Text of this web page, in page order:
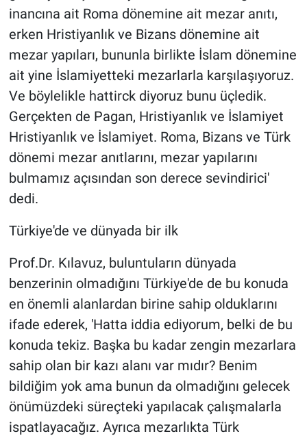
inancına ait Roma dönemine ait mezar anıtı,
erken Hristiyanlık ve Bizans dönemine ait
mezar yapıları, bununla birlikte İslam dönemine
ait yine İslamiyetteki mezarlarla karşılaşıyoruz.
Ve böylelikle hattirck diyoruz bunu üçledik.
Gerçekten de Pagan, Hristiyanlık ve İslamiyet
Hristiyanlık ve İslamiyet. Roma, Bizans ve Türk
dönemi mezar anıtlarını, mezar yapılarını
bulmamız açısından son derece sevindirici'
dedi.
Türkiye'de ve dünyada bir ilk
Prof.Dr. Kılavuz, buluntuların dünyada
benzerinin olmadığını Türkiye'de de bu konuda
en önemli alanlardan birine sahip olduklarını
ifade ederek, 'Hatta iddia ediyorum, belki de bu
konuda tekiz. Başka bu kadar zengin mezarlara
sahip olan bir kazı alanı var mıdır? Benim
bildiğim yok ama bunun da olmadığını gelecek
önümüzdeki süreçteki yapılacak çalışmalarla
ispatlayacağız. Ayrıca mezarlıkta Türk